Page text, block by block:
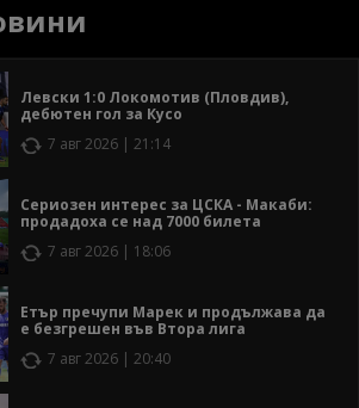
Левски 1:0 Локомотив (Пловдив),
дебютен гол за Кусо
7 авг 2026 | 21:14
Сериозен интерес за ЦСКА - Макаби:
продадоха се над 7000 билета
7 авг 2026 | 18:06
Етър пречупи Марек и продължава да
е безгрешен във Втора лига
7 авг 2026 | 20:40